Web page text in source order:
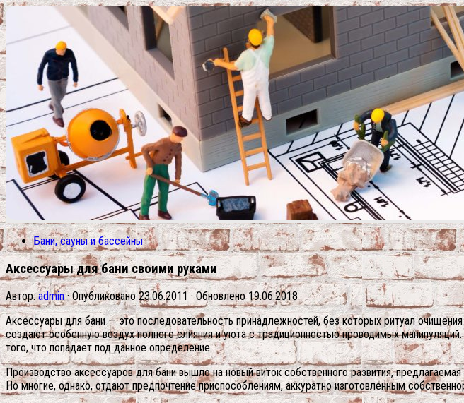
Бани, сауны и бассейны
Аксессуары для бани своими руками
Автор:admin · Опубликовано23.06.2011· Обновлено19.06.2018
Аксессуары для бани — это последовательность принадлежностей, без которых ритуал
создают особенную воздух полного слияния и уюта с традиционностью проводимых
того, что попадает под данное определение.
Производство аксессуаров для бани вышло на новый виток собственного развития,
Но многие, однако, отдают предпочтение приспособлениям, аккуратно изготовленным